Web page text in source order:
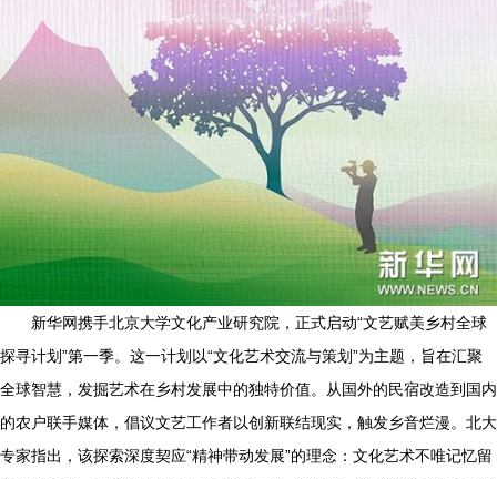
新华网携手北京大学文化产业研究院，正式启动“文艺赋美乡村全球
探寻计划”第一季。这一计划以“文化艺术交流与策划”为主题，旨在汇聚
全球智慧，发掘艺术在乡村发展中的独特价值。从国外的民宿改造到国内
的农户联手媒体，倡议文艺工作者以创新联结现实，触发乡音烂漫。北大
专家指出，该探索深度契应“精神带动发展”的理念：文化艺术不唯记忆留